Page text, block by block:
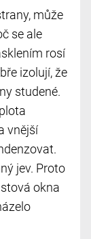
může
se ale
rosí
izolují, že
studené.
vnější
jev. Proto
okna